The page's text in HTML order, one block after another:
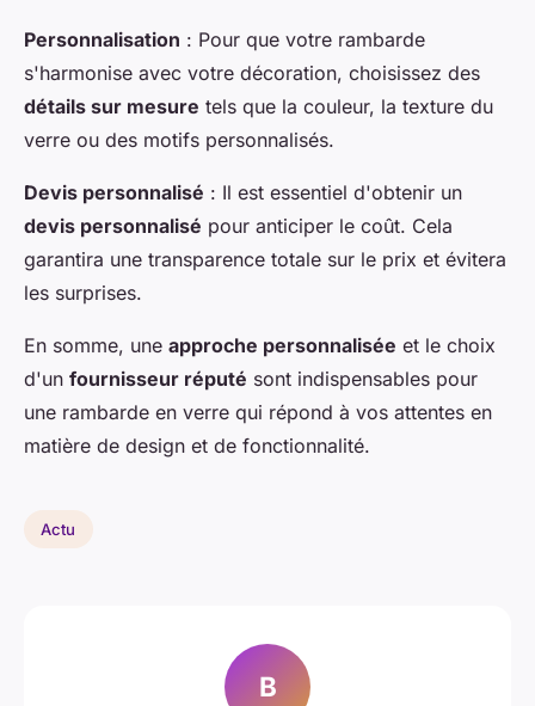
Personnalisation : Pour que votre rambarde
s'harmonise avec votre décoration, choisissez des
détails sur mesure tels que la couleur, la texture du
verre ou des motifs personnalisés.
Devis personnalisé : Il est essentiel d'obtenir un
devis personnalisé pour anticiper le coût. Cela
garantira une transparence totale sur le prix et évitera
les surprises.
En somme, une approche personnalisée et le choix
d'un fournisseur réputé sont indispensables pour
une rambarde en verre qui répond à vos attentes en
matière de design et de fonctionnalité.
Actu
B